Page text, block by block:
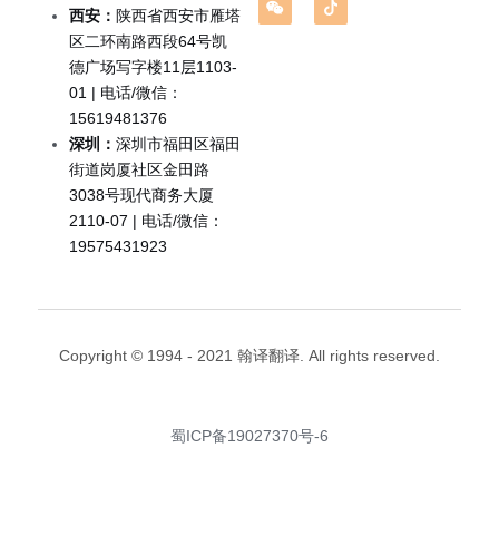
西安： 陕西省西安市雁塔
区二环南路西段64号凯
德广场写字楼11层1103-
01 | 电话/微信：
15619481376
深圳： 深圳市福田区福田
街道岗厦社区金田路
3038号现代商务大厦
2110-07 | 电话/微信：
19575431923
Copyright © 1994 - 2021 翰译翻译. All rights reserved.
蜀ICP备19027370号-6